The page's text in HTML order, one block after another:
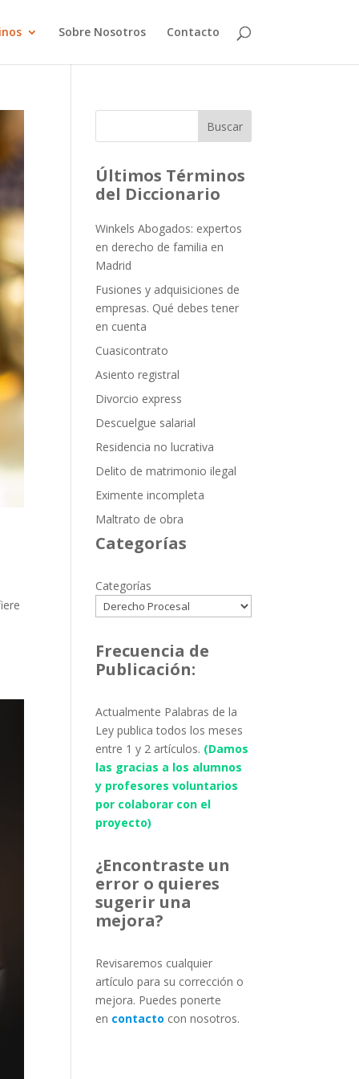
Sobre Nosotros Contacto
Buscar
Últimos Términos
del Diccionario
Winkels Abogados: expertos
en derecho de familia en
Madrid
Fusiones y adquisiciones de
empresas. Qué debes tener
en cuenta
Cuasicontrato
Asiento registral
Divorcio express
Descuelgue salarial
Residencia no lucrativa
Delito de matrimonio ilegal
Eximente incompleta
Maltrato de obra
Categorías
Categorías
Frecuencia de
Publicación:
Actualmente Palabras de la
Ley publica todos los meses
entre 1 y 2 artículos. (Damos
las gracias a los alumnos
y profesores voluntarios
por colaborar con el
proyecto)
¿Encontraste un
error o quieres
sugerir una
mejora?
Revisaremos cualquier
artículo para su corrección o
mejora. Puedes ponerte
en contacto con nosotros.